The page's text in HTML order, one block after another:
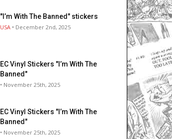
"I’m With The Banned" stickers
USA • December 2nd, 2025
EC Vinyl Stickers "I’m With The
Banned"
• November 25th, 2025
EC Vinyl Stickers "I’m With The
Banned"
• November 25th, 2025